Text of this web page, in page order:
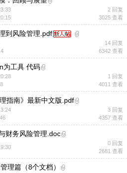
2 回复
3025 查看
到风险管理.pdf
14 回复
6342 查看
为工具 代码
1 回复
4011 查看
指南》最新中文版.pdf
3 回复
4357 查看
财务风险管理.doc
0 回复
2681 查看
理篇（8个文档）